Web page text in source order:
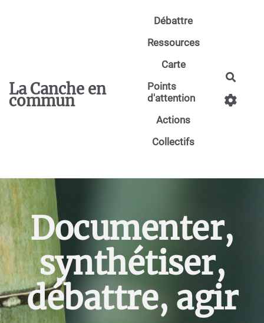
La Canche en
commun
Débattre
Ressources
Carte
Points
d'attention
Actions
Collectifs
Documenter,
synthétiser,
débattre, agir